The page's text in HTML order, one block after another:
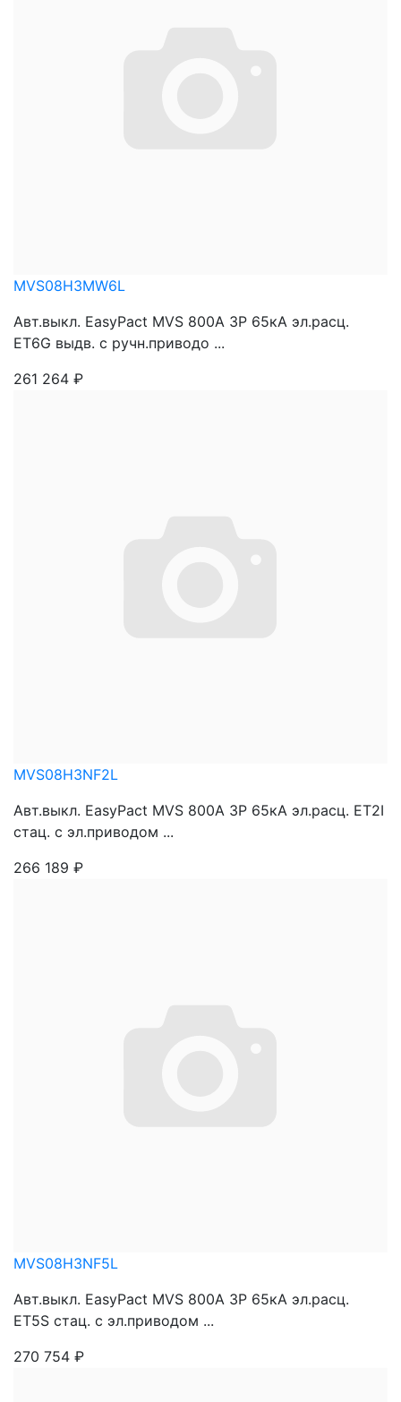
MVS08H3MW6L
Авт.выкл. EasyPact MVS 800A 3P 65кА эл.расц.
ET6G выдв. с ручн.приводо ...
261 264 ₽
MVS08H3NF2L
Авт.выкл. EasyPact MVS 800A 3P 65кА эл.расц. ET2I
стац. с эл.приводом ...
266 189 ₽
MVS08H3NF5L
Авт.выкл. EasyPact MVS 800A 3P 65кА эл.расц.
ET5S стац. с эл.приводом ...
270 754 ₽